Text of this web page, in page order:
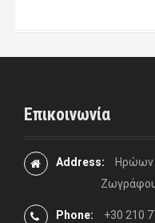
Επικοινωνία
Address:
Ηρώων
Ζωγράφου,
Phone: +30 210